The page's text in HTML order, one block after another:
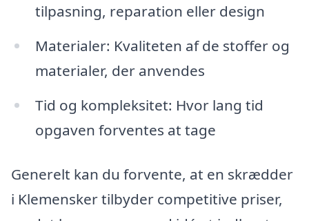
tilpasning, reparation eller design
Materialer: Kvaliteten af de stoffer og
materialer, der anvendes
Tid og kompleksitet: Hvor lang tid
opgaven forventes at tage
Generelt kan du forvente, at en skrædder
i Klemensker tilbyder competitive priser,